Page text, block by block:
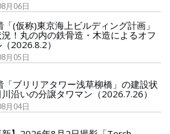
月06日
(仮称)東京海上ビルディング計画」
！丸の内の鉄骨造・木造によるオフ
2026.8.2）
月05日
「ブリリアタワー浅草柳橋」の建設状
沿いの分譲タワマン（2026.7.26）
月04日